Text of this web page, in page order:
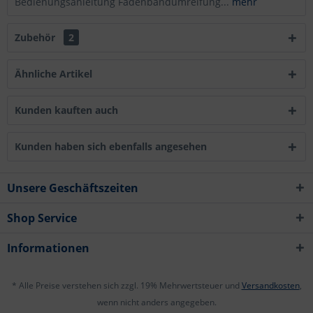
Zubehör 2
Ähnliche Artikel
Kunden kauften auch
Kunden haben sich ebenfalls angesehen
Unsere Geschäftszeiten
Shop Service
Informationen
* Alle Preise verstehen sich zzgl. 19% Mehrwertsteuer und Versandkosten,
wenn nicht anders angegeben.